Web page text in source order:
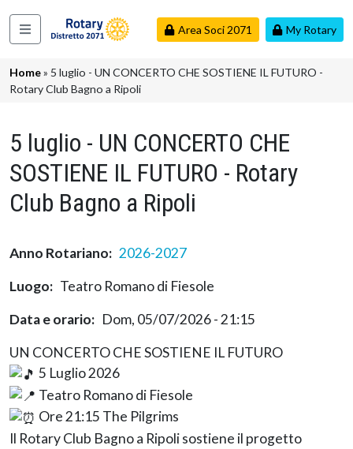
Area Soci 2071 My Rotary
Navigazione principale
Briciole di pane
Home
5 luglio - UN CONCERTO CHE SOSTIENE IL FUTURO -
Rotary Club Bagno a Ripoli
5 luglio - UN CONCERTO CHE
SOSTIENE IL FUTURO - Rotary
Club Bagno a Ripoli
Anno Rotariano
2026-2027
Luogo
Teatro Romano di Fiesole
Data e orario
Dom, 05/07/2026 - 21:15
UN CONCERTO CHE SOSTIENE IL FUTURO
5 Luglio 2026
Teatro Romano di Fiesole
Ore 21:15 The Pilgrims
Il Rotary Club Bagno a Ripoli sostiene il progetto